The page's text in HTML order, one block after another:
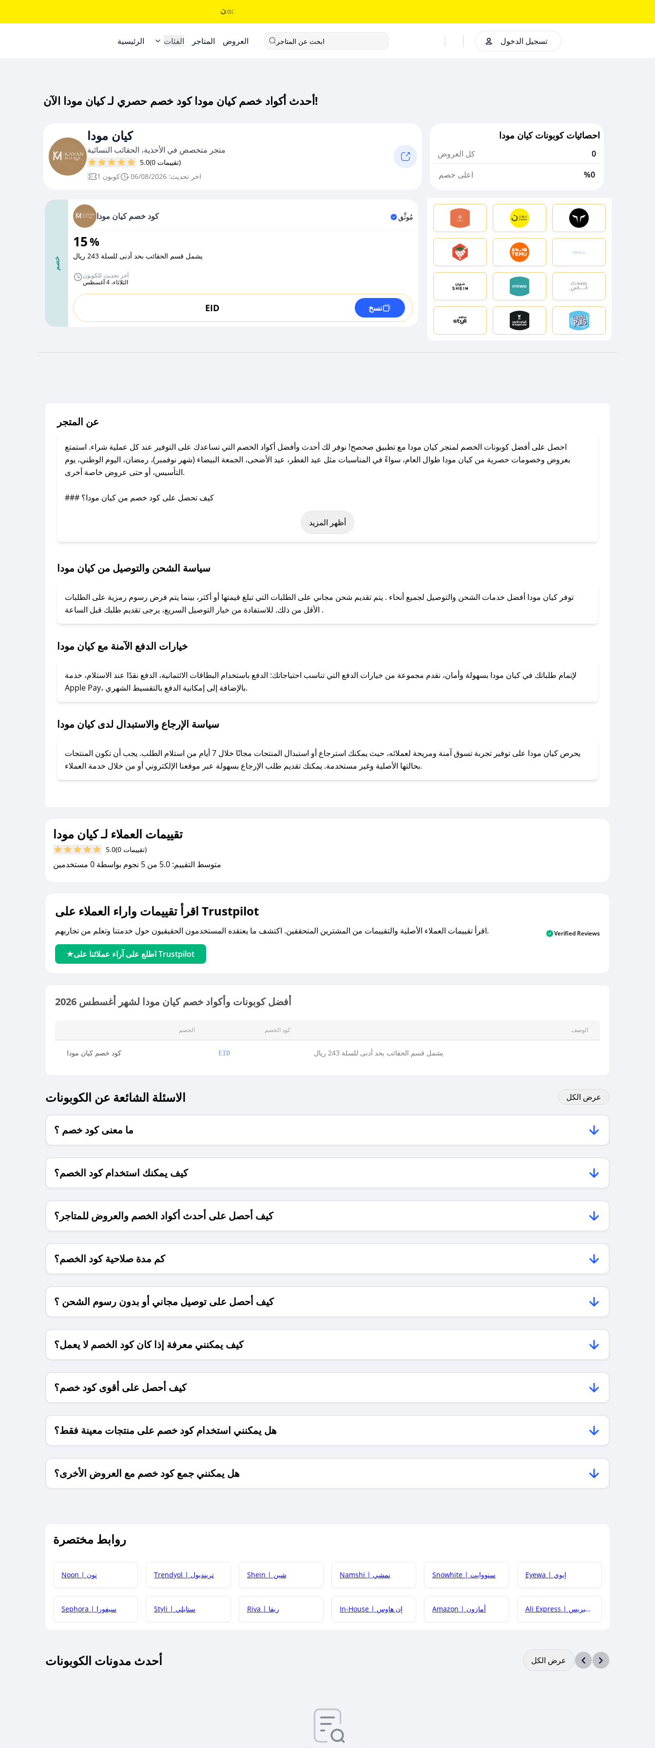
الرئيسية الفئات المتاجر العروض ابحث عن المتاجر تسجيل الدخول
أحدث أكواد خصم كيان مودا كود خصم حصري لـ كيان مودا الآن!
كيان مودا
متجر متخصص في الأحذية، الحقائب النسائية
5.0
(0 تقييمات)
1 كوبون
اخر تحديث: 06/08/2026
احصائيات كوبونات كيان مودا
كل العروض
0
اعلى خصم
%0
خصم
كود خصم كيان مودا مُوثَّق
15%
يشمل قسم الحقائب بحد أدنى للسلة 243 ريال
آخر تحديث للكوبون
الثلاثاء، 4 أغسطس
EID نسخ
عن المتجر
احصل على أفضل كوبونات الخصم لمتجر كيان مودا مع تطبيق صحصح! نوفر لك أحدث وأفضل أكواد الخصم التي تساعدك على التوفير عند كل عملية شراء. استمتع
بعروض وخصومات حصرية من كيان مودا طوال العام، سواءً في المناسبات مثل عيد الفطر، عيد الأضحى، الجمعة البيضاء (شهر نوفمبر)، رمضان، اليوم الوطني، يوم
التأسيس، أو حتى عروض خاصة أخرى.
### كيف تحصل على كود خصم من كيان مودا؟
باستخدام تطبيق صحصح، يمكنك العثور بسهولة على كود خصم كيان مودا. وفي حال عدم توفر الكوبون، تواصل معنا عبر تويتر أو البريد الإلكتروني لإضافته بسرعة.
لا تقلق! يمكنك التواصل مع فريق دعم صحصح عبر الرسائل الخاصة على تويتر أو البريد الإلكتروني، وسنقوم بحل المشكلة في أسرع وقت ممكن.
### ماذا أفعل إذا لم أجد كود خصم لمتجري المفضل؟
للحصول على كوبونات وخصومات حصرية، قم بما يلي:
- اضغط على أيقونة متابعة لمتجر كيان مودا في تطبيق صحصح.
- تابع حسابنا الرسمي على تويتر وقم بتفعيل زر التنبيهات.
أظهر المزيد
سياسة الشحن والتوصيل من كيان مودا
توفر كيان مودا أفضل خدمات الشحن والتوصيل لجميع أنحاء . يتم تقديم شحن مجاني على الطلبات التي تبلغ قيمتها أو أكثر، بينما يتم فرض رسوم رمزية على الطلبات
الأقل من ذلك. للاستفادة من خيار التوصيل السريع، يرجى تقديم طلبك قبل الساعة .
خيارات الدفع الآمنة مع كيان مودا
لإتمام طلباتك في كيان مودا بسهولة وأمان، نقدم مجموعة من خيارات الدفع التي تناسب احتياجاتك: الدفع باستخدام البطاقات الائتمانية، الدفع نقدًا عند الاستلام، خدمة
Apple Pay، بالإضافة إلى إمكانية الدفع بالتقسيط الشهري.
سياسة الإرجاع والاستبدال لدى كيان مودا
يحرص كيان مودا على توفير تجربة تسوق آمنة ومريحة لعملائه، حيث يمكنك استرجاع أو استبدال المنتجات مجانًا خلال 7 أيام من استلام الطلب. يجب أن تكون المنتجات
بحالتها الأصلية وغير مستخدمة. يمكنك تقديم طلب الإرجاع بسهولة عبر موقعنا الإلكتروني أو من خلال خدمة العملاء.
تقييمات العملاء لـ كيان مودا
5.0 (0 تقييمات)
متوسط التقييم: 5.0 من 5 نجوم بواسطة 0 مستخدمين
اقرأ تقييمات واراء العملاء على Trustpilot
اقرأ تقييمات العملاء الأصلية والتقييمات من المشترين المتحققين. اكتشف ما يعتقده المستخدمون الحقيقيون حول خدمتنا وتعلم من تجاربهم.
اطلع على آراء عملائنا على Trustpilot
Verified Reviews
أفضل كوبونات وأكواد خصم كيان مودا لشهر أغسطس 2026
الخصم كود الخصم الوصف
كود خصم كيان مودا EID يشمل قسم الحقائب بحد أدنى للسلة 243 ريال
الاسئلة الشائعة عن الكوبونات عرض الكل
ما معنى كود خصم ؟
كيف يمكنك استخدام كود الخصم؟
كيف أحصل على أحدث أكواد الخصم والعروض للمتاجر؟
كم مدة صلاحية كود الخصم؟
كيف أحصل على توصيل مجاني أو بدون رسوم الشحن ؟
كيف يمكنني معرفة إذا كان كود الخصم لا يعمل؟
كيف أحصل على أقوى كود خصم؟
هل يمكنني استخدام كود خصم على منتجات معينة فقط؟
هل يمكنني جمع كود خصم مع العروض الأخرى؟
روابط مختصرة
Noon | نون Trendyol | ترينديول Shein | شين Namshi | نمشي Snowhite | سنووايت Eyewa | إيوي
Sephora | سيفورا Styli | ستايلي Riva | ريفا In-House | إن هاوس Amazon | أمازون Ali Express | علي إكسبريس
أحدث مدونات الكوبونات عرض الكل